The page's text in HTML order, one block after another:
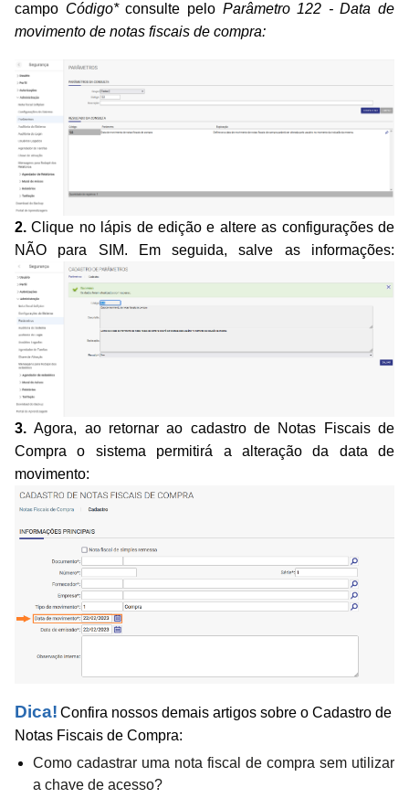
campo Código* consulte pelo Parâmetro 122 - Data de
movimento de notas fiscais de compra:
2. Clique no lápis de edição e altere as configurações de
NÃO para SIM. Em seguida, salve as informações:
3. Agora, ao retornar ao cadastro de Notas Fiscais de
Compra o sistema permitirá a alteração da data de
movimento:
Dica! Confira nossos demais artigos sobre o Cadastro de
Notas Fiscais de Compra:
Como cadastrar uma nota fiscal de compra sem utilizar
a chave de acesso?